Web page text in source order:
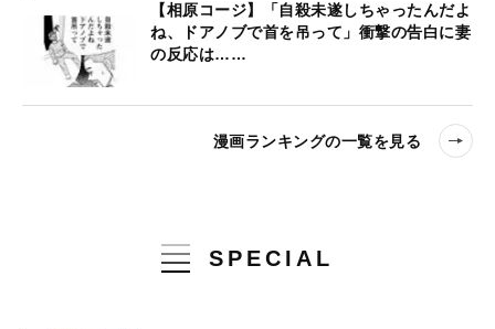
【相原コージ】「自殺未遂しちゃったんだよ
ね、ドアノブで首を吊って」衝撃の告白に妻
の反応は……
漫画ランキングの一覧を見る
SPECIAL